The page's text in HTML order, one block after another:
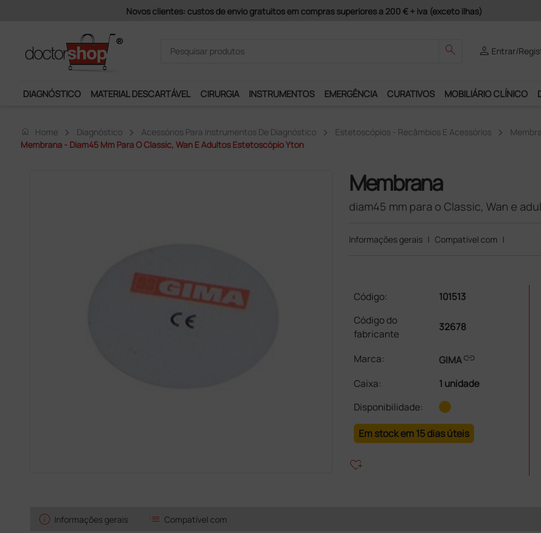
Pagamentos Seguros e Garantia de Satisfação!
search person Entrar/
DIAGNÓSTICO MATERIAL DESCARTÁVEL CIRURGIA INSTRUMENTOS EMERGÊNCIA CURATIVOS MOBILIÁRIO CLÍNICO
home Home Diagnóstico Acessórios Para Instrumentos De Diagnóstico Estetoscópios - Recâmbios E Acessórios
Membrana - Diam45 Mm Para O Classic, Wan E Adultos Estetoscópio Yton
Membrana
diam45 mm para o Classic, Wan e
Informações gerais | Compatível com |
Código:
101513
Código do
fabricante
32678
Marca: GIMAlink
Caixa:
1 unidade
Disponibilidade:
Em stock em 15 dias úteis
heart_plus
info Informações gerais list Compatível com